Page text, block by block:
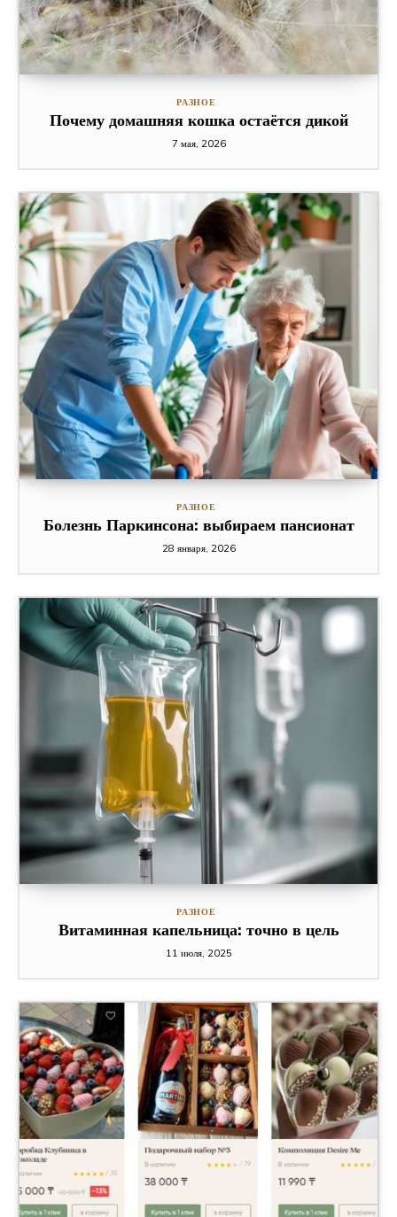
РАЗНОЕ
Почему домашняя кошка остаётся дикой
7 мая, 2026
РАЗНОЕ
Болезнь Паркинсона: выбираем пансионат
28 января, 2026
РАЗНОЕ
Витаминная капельница: точно в цель
11 июля, 2025